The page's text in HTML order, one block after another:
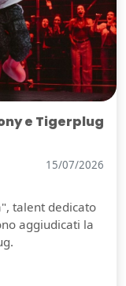
e Tigerplug
15/07/2026
talent dedicato
aggiudicati la